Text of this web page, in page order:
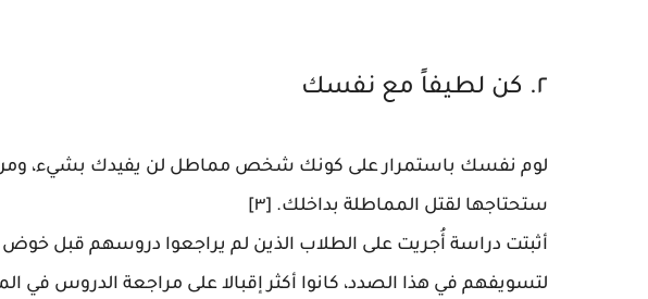
٢. كن لطيفاً مع نفسك
لوم نفسك باستمرار على كونك شخص مماطل لن يفيدك بشيء، ومن
ستحتاجها لقتل المماطلة بداخلك. [٣]
أثبتت دراسة أُجريت على الطلاب الذين لم يراجعوا دروسهم قبل
لتسويفهم في هذا الصدد، كانوا أكثر إقبالا على مراجعة الدروس في